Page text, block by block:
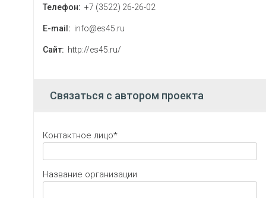
Телефон: +7 (3522) 26-26-02
E-mail: info@es45.ru
Сайт: http://es45.ru/
Связаться с автором проекта
Контактное лицо*
Название организации